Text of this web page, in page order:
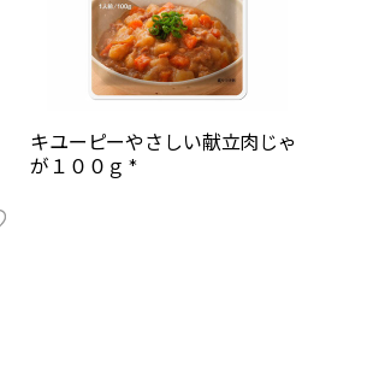
キユーピーやさしい献立肉じゃ
が１００ｇ *